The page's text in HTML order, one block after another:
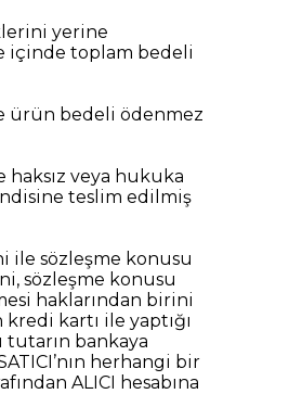
yerine
içinde toplam bedeli
ürün bedeli ödenmez
veya hukuka
teslim edilmiş
ile sözleşme konusu
sözleşme konusu
haklarından birini
kartı ile yaptığı
bankaya
herhangi bir
ALICI hesabına